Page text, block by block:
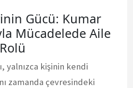
Gücü: Kumar
Mücadelede Aile
yalnızca kişinin kendi
zamanda çevresindeki